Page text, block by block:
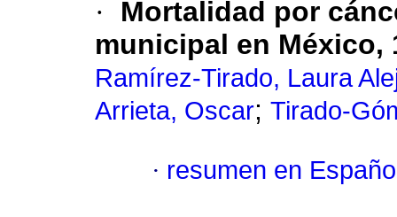
·
Mortalidad por
municipal en México,
Ramírez-Tirado, Laura
Arrieta, Oscar; Tirado-
· resumen en